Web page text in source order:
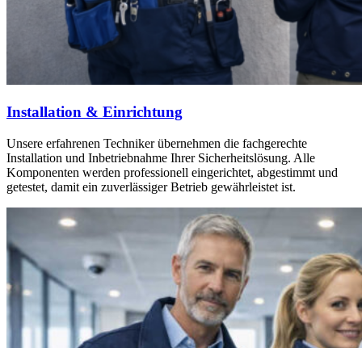
Installation & Einrichtung
Unsere erfahrenen Techniker übernehmen die fachgerechte
Installation und Inbetriebnahme Ihrer Sicherheitslösung. Alle
Komponenten werden professionell eingerichtet, abgestimmt und
getestet, damit ein zuverlässiger Betrieb gewährleistet ist.